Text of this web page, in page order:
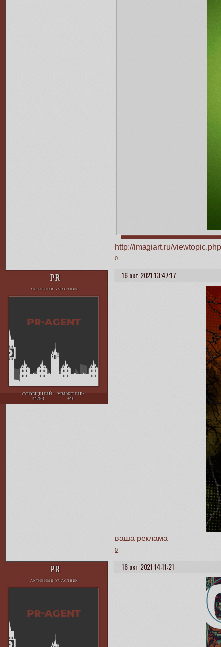
http://imagiart.ru/
0
16 окт 2021 13:47:17
PR
АКТИВНЫЙ УЧАСТНИК
СООБЩЕНИЙ:
41793
УВАЖЕНИЕ:
+10
ваша реклама
0
16 окт 2021 14:11:21
PR
АКТИВНЫЙ УЧАСТНИК